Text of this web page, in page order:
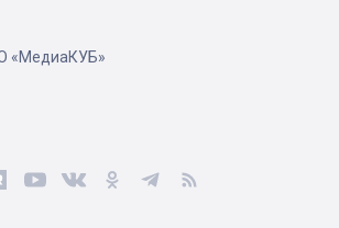
«МедиаКУБ»